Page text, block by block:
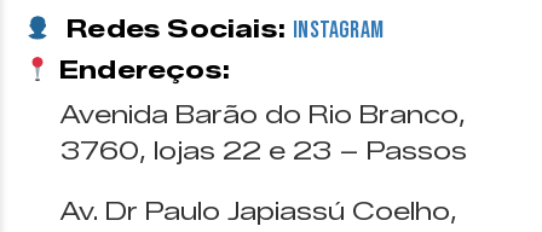
Redes Sociais: Instagram
Endereços:
Avenida Barão do Rio Branco,
3760, lojas 22 e 23 – Passos
Av. Dr Paulo Japiassú Coelho,